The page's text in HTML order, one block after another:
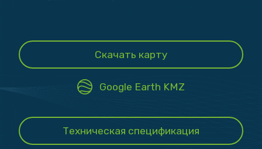
Скачать карту
Google Earth KMZ
Техническая спецификация